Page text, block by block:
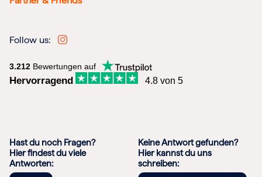
Follow us:
3.212 Bewertungen auf
Hervorragend 4.8 von 5
Hast du noch Fragen?
Hier findest du viele
Antworten:
Keine Antwort gefunden?
Hier kannst du uns
schreiben: